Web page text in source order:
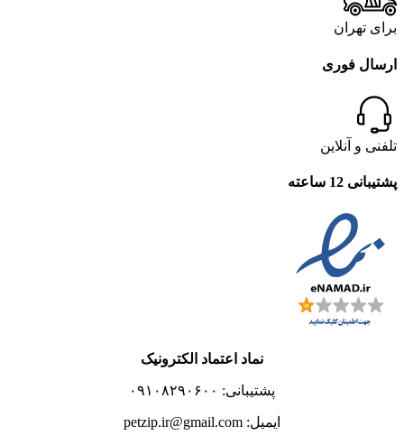
برای تهران
ارسال فوری
تلفنی و آنلاین
پشتیبانی 12 ساعته
نماد اعتماد الکترونیک
پشتیبانی: ۰۹۱۰۸۲۹۰۶۰۰
ایمیل: petzip.ir@gmail.com